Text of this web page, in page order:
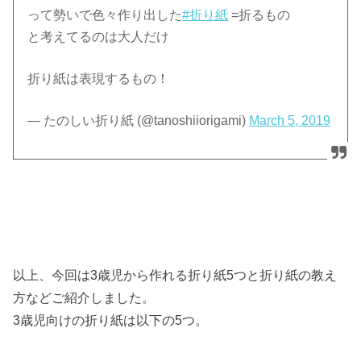
って勢いで色々作り出した#折り紙 =折るもの
と考えてるのは大人だけ
折り紙は表現するもの！
— たのしい折り紙 (@tanoshiiorigami) March 5, 2019
以上、今回は3歳児から作れる折り紙5つと折り紙の教え
方などご紹介しました。
3歳児向けの折り紙は以下の5つ。